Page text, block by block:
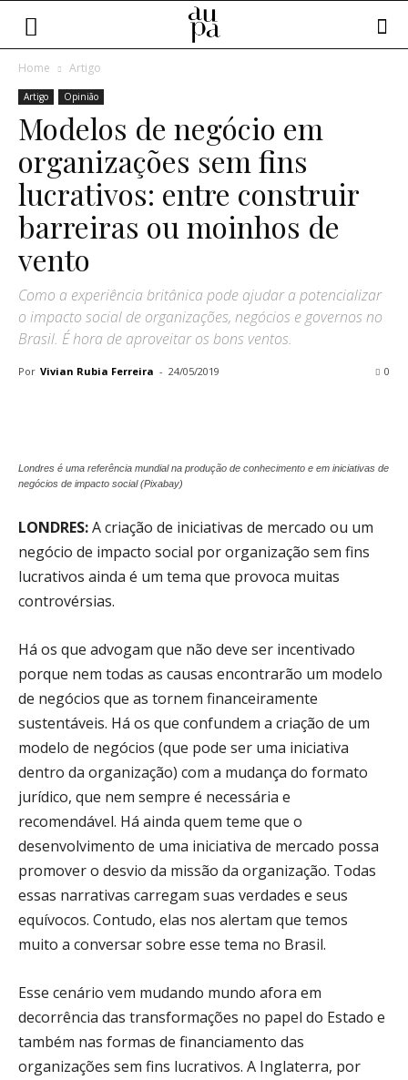
Home Artigo
Artigo Opinião
Modelos de negócio em
organizações sem fins
lucrativos: entre construir
barreiras ou moinhos de
vento
Como a experiência britânica pode ajudar a potencializar
o impacto social de organizações, negócios e governos no
Brasil. É hora de aproveitar os bons ventos.
Por Vivian Rubia Ferreira - 24/05/2019 0
Londres é uma referência mundial na produção de conhecimento e em iniciativas de
negócios de impacto social (Pixabay)
LONDRES:A criação de iniciativas de mercado ou um
negócio de impacto social por organização sem fins
lucrativos ainda é um tema que provoca muitas
controvérsias.
Há os que advogam que não deve ser incentivado
porque nem todas as causas encontrarão um modelo
de negócios que as tornem financeiramente
sustentáveis. Há os que confundem a criação de um
modelo de negócios (que pode ser uma iniciativa
dentro da organização) com a mudança do formato
jurídico, que nem sempre é necessária e
recomendável. Há ainda quem teme que o
desenvolvimento de uma iniciativa de mercado possa
promover o desvio da missão da organização. Todas
essas narrativas carregam suas verdades e seus
equívocos. Contudo, elas nos alertam que temos
muito a conversar sobre esse tema no Brasil.
Esse cenário vem mudando mundo afora em
decorrência das transformações no papel do Estado e
também nas formas de financiamento das
organizações sem fins lucrativos. A Inglaterra, por